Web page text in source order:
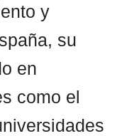
y
su
en
como el